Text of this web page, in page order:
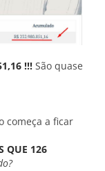
!!! São quase
começa a ficar
QUE 126